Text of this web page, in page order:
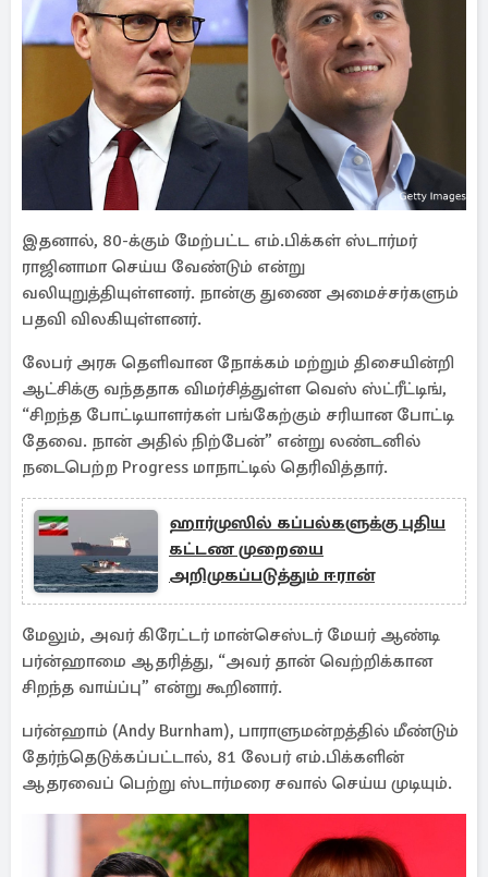
இதனால், 80-க்கும் மேற்பட்ட எம்.பிக்கள் ஸ்டார்மர்
ராஜினாமா செய்ய வேண்டும் என்று
வலியுறுத்தியுள்ளனர். நான்கு துணை அமைச்சர்களும்
பதவி விலகியுள்ளனர்.
லேபர் அரசு தெளிவான நோக்கம் மற்றும் திசையின்றி
ஆட்சிக்கு வந்ததாக விமர்சித்துள்ள வெஸ் ஸ்ட்ரீட்டிங்,
“சிறந்த போட்டியாளர்கள் பங்கேற்கும் சரியான போட்டி
தேவை. நான் அதில் நிற்பேன்” என்று லண்டனில்
நடைபெற்ற Progress மாநாட்டில் தெரிவித்தார்.
ஹார்முஸில் கப்பல்களுக்கு புதிய
கட்டண முறையை
அறிமுகப்படுத்தும் ஈரான்
மேலும், அவர் கிரேட்டர் மான்செஸ்டர் மேயர் ஆண்டி
பர்ன்ஹாமை ஆதரித்து, “அவர் தான் வெற்றிக்கான
சிறந்த வாய்ப்பு” என்று கூறினார்.
பர்ன்ஹாம் (Andy Burnham), பாராளுமன்றத்தில் மீண்டும்
தேர்ந்தெடுக்கப்பட்டால், 81 லேபர் எம்.பிக்களின்
ஆதரவைப் பெற்று ஸ்டார்மரை சவால் செய்ய முடியும்.